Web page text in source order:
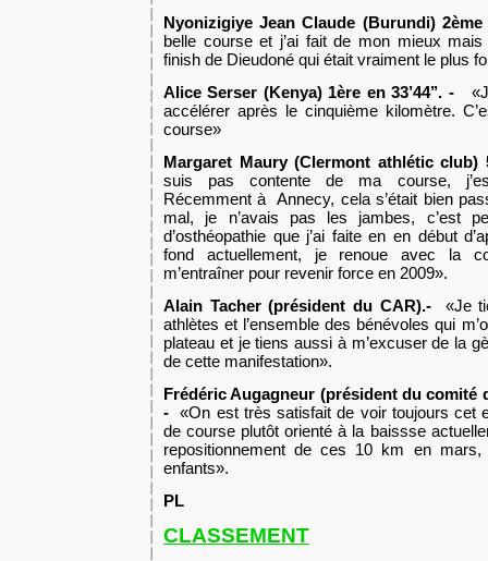
Nyonizigiye Jean Claude (Burundi) 2ème
belle course et j’ai fait de mon mieux
finish de Dieudoné qui était vraiment le plus
Alice Serser (Kenya) 1ère en 33’44’’. -
accélérer après le cinquième kilomètre.
course»
Margaret Maury (Clermont athlétic club)
suis pas contente de ma course,
Récemment à Annecy, cela s’était bien
mal, je n’avais pas les jambes, c’est
d’osthéopathie que j’ai faite en en début
fond actuellement, je renoue avec la
m’entraîner pour revenir force en 2009».
Alain Tacher (président du CAR).-«Je
athlètes et l’ensemble des bénévoles qui
plateau et je tiens aussi à m’excuser de la
de cette manifestation».
Frédéric Augagneur (président du comité
- «On est très satisfait de voir toujours cet
de course plutôt orienté à la baissse
repositionnement de ces 10 km en mars,
enfants».
PL
CLASSEMENT